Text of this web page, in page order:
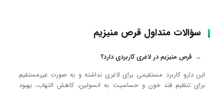
سؤالات متداول قرص منیزیم
قرص منیزیم در لاغری کاربردی دارد؟
این دارو کاربرد مستقیمی برای لاغری نداشته و به صورت غیرمستقیم
برای تنظیم قند خون و حساسیت به انسولین، کاهش التهاب، بهبود